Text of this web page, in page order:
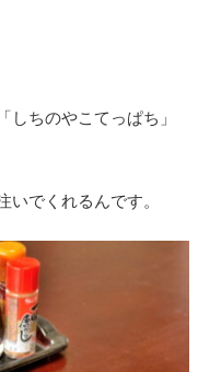
しちのやこてっぱち」
いでくれるんです。